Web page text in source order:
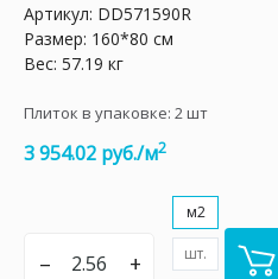
Артикул: DD571590R
Размер: 160*80 см
Вес: 57.19 кг
Плиток в упаковке: 2 шт
3 954.02 руб./м2
– +
м2
шт.